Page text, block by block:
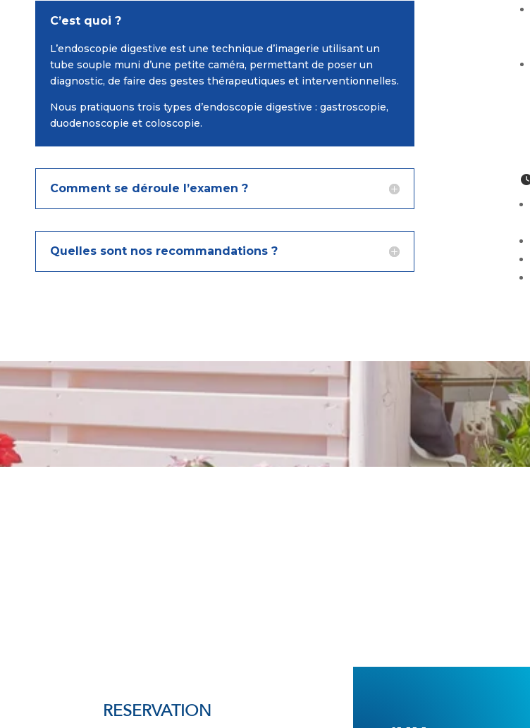
C’est quoi ?
L’endoscopie digestive est une technique d’imagerie utilisant un
tube souple muni d’une petite caméra, permettant de poser un
diagnostic, de faire des gestes thérapeutiques et interventionnelles.
Nous pratiquons trois types d’endoscopie digestive : gastroscopie,
duodenoscopie et coloscopie.
Comment se déroule l’examen ?
Quelles sont nos recommandations ?
RESERVATION